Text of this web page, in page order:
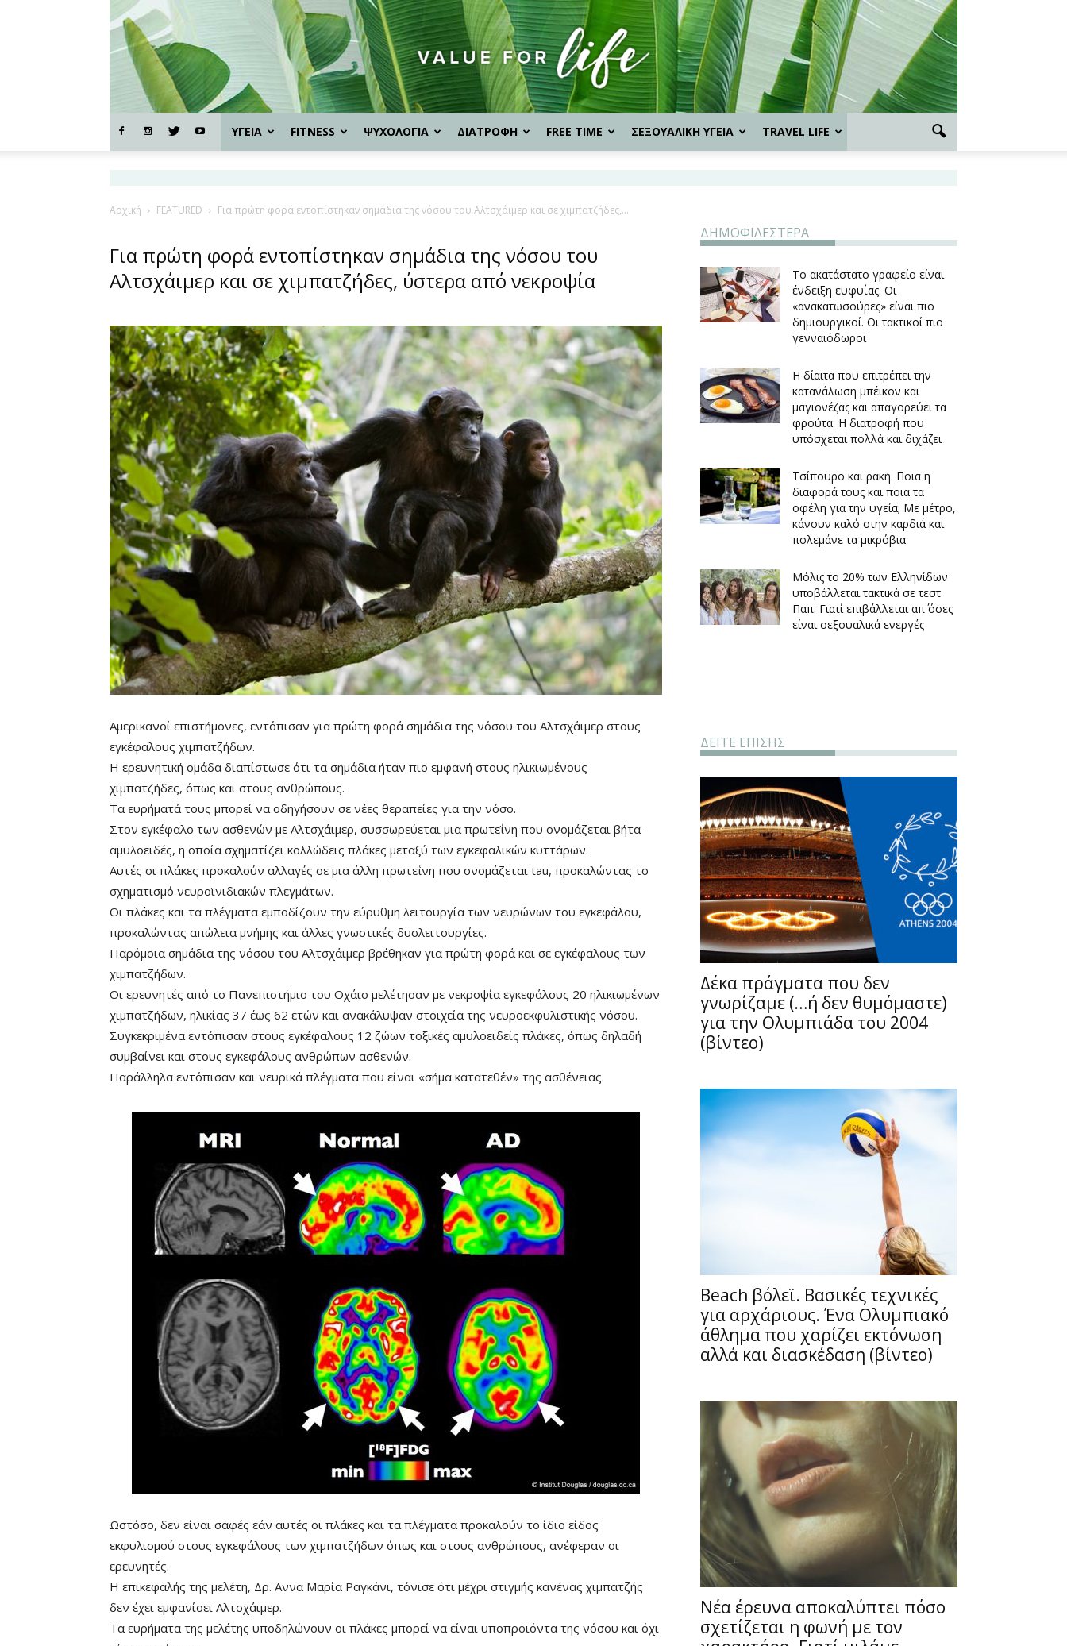
Life
ΥΓΕΙΑ FITNESS ΨΥΧΟΛΟΓΙΑ ΔΙΑΤΡΟΦΗ FREE TIME ΣΕΞΟΥΑΛΙΚΗ ΥΓΕΙΑ TRAVEL LIFE
Αρχική FEATURED Για πρώτη φορά εντοπίστηκαν σημάδια της νόσου του Αλτσχάιμερ και σε χιμπατζήδες,...
Για πρώτη φορά εντοπίστηκαν σημάδια της νόσου του
Αλτσχάιμερ και σε χιμπατζήδες, ύστερα από νεκροψία
Αμερικανοί επιστήμονες, εντόπισαν για πρώτη φορά σημάδια της νόσου του Αλτσχάιμερ στους
εγκέφαλους χιμπατζήδων.
Η ερευνητική ομάδα διαπίστωσε ότι τα σημάδια ήταν πιο εμφανή στους ηλικιωμένους
χιμπατζήδες, όπως και στους ανθρώπους.
Τα ευρήματά τους μπορεί να οδηγήσουν σε νέες θεραπείες για την νόσο.
Στον εγκέφαλο των ασθενών με Αλτσχάιμερ, συσσωρεύεται μια πρωτεΐνη που ονομάζεται βήτα-
αμυλοειδές, η οποία σχηματίζει κολλώδεις πλάκες μεταξύ των εγκεφαλικών κυττάρων.
Αυτές οι πλάκες προκαλούν αλλαγές σε μια άλλη πρωτεΐνη που ονομάζεται tau, προκαλώντας το
σχηματισμό νευροϊνιδιακών πλεγμάτων.
Οι πλάκες και τα πλέγματα εμποδίζουν την εύρυθμη λειτουργία των νευρώνων του εγκεφάλου,
προκαλώντας απώλεια μνήμης και άλλες γνωστικές δυσλειτουργίες.
Παρόμοια σημάδια της νόσου του Αλτσχάιμερ βρέθηκαν για πρώτη φορά και σε εγκέφαλους των
χιμπατζήδων.
Οι ερευνητές από το Πανεπιστήμιο του Οχάιο μελέτησαν με νεκροψία εγκεφάλους 20 ηλικιωμένων
χιμπατζήδων, ηλικίας 37 έως 62 ετών και ανακάλυψαν στοιχεία της νευροεκφυλιστικής νόσου.
Συγκεκριμένα εντόπισαν στους εγκέφαλους 12 ζώων τοξικές αμυλοειδείς πλάκες, όπως δηλαδή
συμβαίνει και στους εγκεφάλους ανθρώπων ασθενών.
Παράλληλα εντόπισαν και νευρικά πλέγματα που είναι «σήμα κατατεθέν» της ασθένειας.
Time
Ωστόσο, δεν είναι σαφές εάν αυτές οι πλάκες και τα πλέγματα προκαλούν το ίδιο είδος
εκφυλισμού στους εγκεφάλους των χιμπατζήδων όπως και στους ανθρώπους, ανέφεραν οι
ερευνητές.
Η επικεφαλής της μελέτη, Δρ. Αννα Μαρία Ραγκάνι, τόνισε ότι μέχρι στιγμής κανένας χιμπατζής
δεν έχει εμφανίσει Αλτσχάιμερ.
Τα ευρήματα της μελέτης υποδηλώνουν οι πλάκες μπορεί να είναι υποπροϊόντα της νόσου και όχι
ΔΗΜΟΦΙΛΕΣΤΕΡΑ
Το ακατάστατο γραφείο είναι
ένδειξη ευφυΐας. Οι
«ανακατωσούρες» είναι πιο
δημιουργικοί. Οι τακτικοί πιο
γενναιόδωροι
Η δίαιτα που επιτρέπει την
κατανάλωση μπέικον και
μαγιονέζας και απαγορεύει τα
φρούτα. Η διατροφή που
υπόσχεται πολλά και διχάζει
Τσίπουρο και ρακή. Ποια η
διαφορά τους και ποια τα
οφέλη για την υγεία; Με μέτρο,
κάνουν καλό στην καρδιά και
πολεμάνε τα μικρόβια
Μόλις το 20% των Ελληνίδων
υποβάλλεται τακτικά σε τεστ
Παπ. Γιατί επιβάλλεται απ΄ όσες
είναι σεξουαλικά ενεργές
ΔΕΙΤΕ ΕΠΙΣΗΣ
Δέκα πράγματα που δεν
γνωρίζαμε (…ή δεν θυμόμαστε)
για την Ολυμπιάδα του 2004
(βίντεο)
Beach βόλεϊ. Βασικές τεχνικές
για αρχάριους. Ένα Ολυμπιακό
άθλημα που χαρίζει εκτόνωση
αλλά και διασκέδαση (βίντεο)
Νέα έρευνα αποκαλύπτει πόσο
σχετίζεται η φωνή με τον